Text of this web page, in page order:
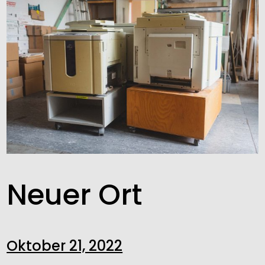
content
Neuer Ort
Oktober 21, 2022